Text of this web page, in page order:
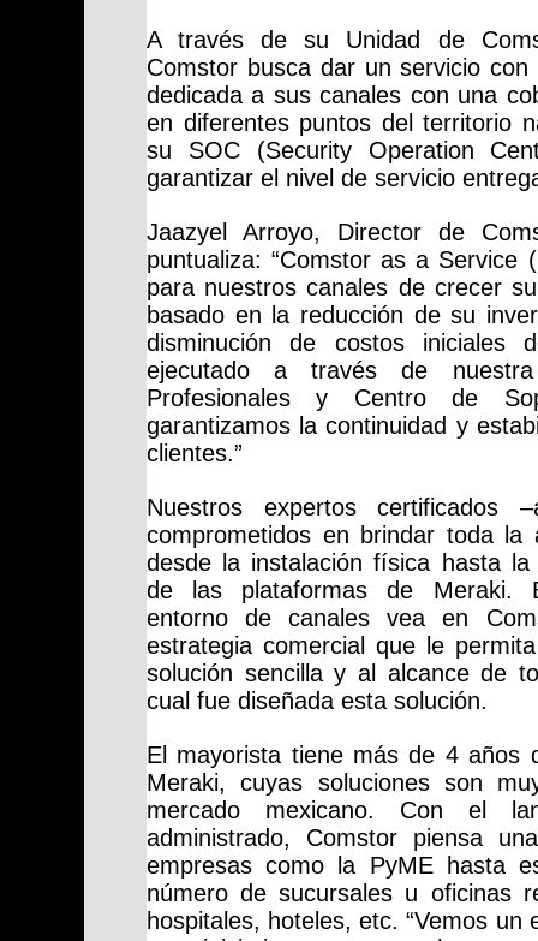
A través de su Unidad de
Comstor busca dar un servicio con
dedicada a sus canales con una
en diferentes puntos del territorio
su SOC (Security Operation
garantizar el nivel de servicio
Jaazyel Arroyo, Director de
puntualiza: “Comstor as a Service
para nuestros canales de crecer
basado en la reducción de su
disminución de costos iniciales
ejecutado a través de
Profesionales y Centro de
garantizamos la continuidad y
clientes.”
Nuestros expertos certificados
comprometidos en brindar toda la
desde la instalación física hasta la
de las plataformas de Meraki.
entorno de canales vea en
estrategia comercial que le
solución sencilla y al alcance de
cual fue diseñada esta solución.
El mayorista tiene más de 4 años
Meraki, cuyas soluciones son
mercado mexicano. Con el
administrado, Comstor piensa
empresas como la PyME hasta
número de sucursales u oficinas
hospitales, hoteles, etc. “Vemos un